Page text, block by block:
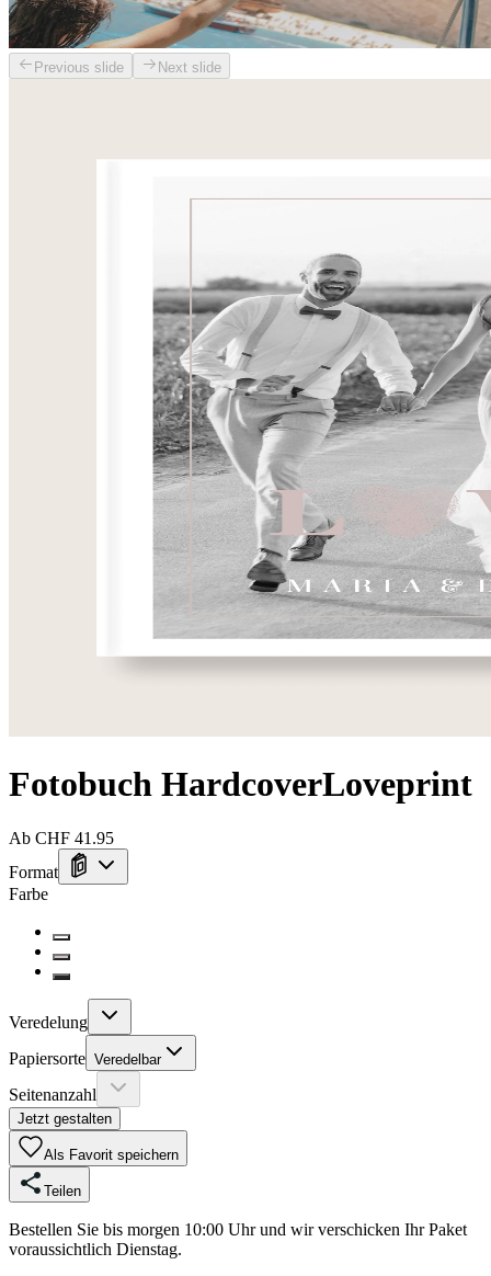
Previous slide Next slide
Fotobuch HardcoverLoveprint
Ab CHF 41.95
Format
Farbe
Veredelung
Papiersorte Veredelbar
Seitenanzahl
Jetzt gestalten
Als Favorit speichern
Teilen
Bestellen Sie bis morgen 10:00 Uhr und wir verschicken Ihr Paket
voraussichtlich Dienstag.